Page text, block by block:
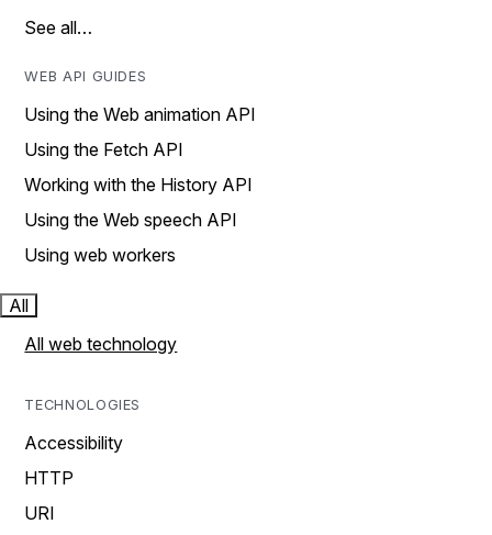
See all…
WEB API GUIDES
Using the Web animation API
Using the Fetch API
Working with the History API
Using the Web speech API
Using web workers
All
All web technology
TECHNOLOGIES
Accessibility
HTTP
URI